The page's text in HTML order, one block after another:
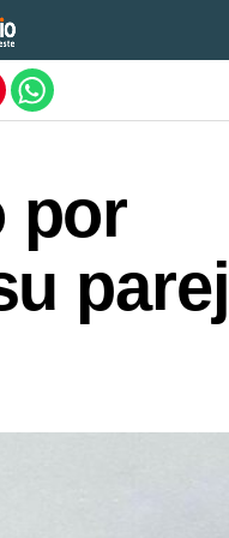
por
móvil